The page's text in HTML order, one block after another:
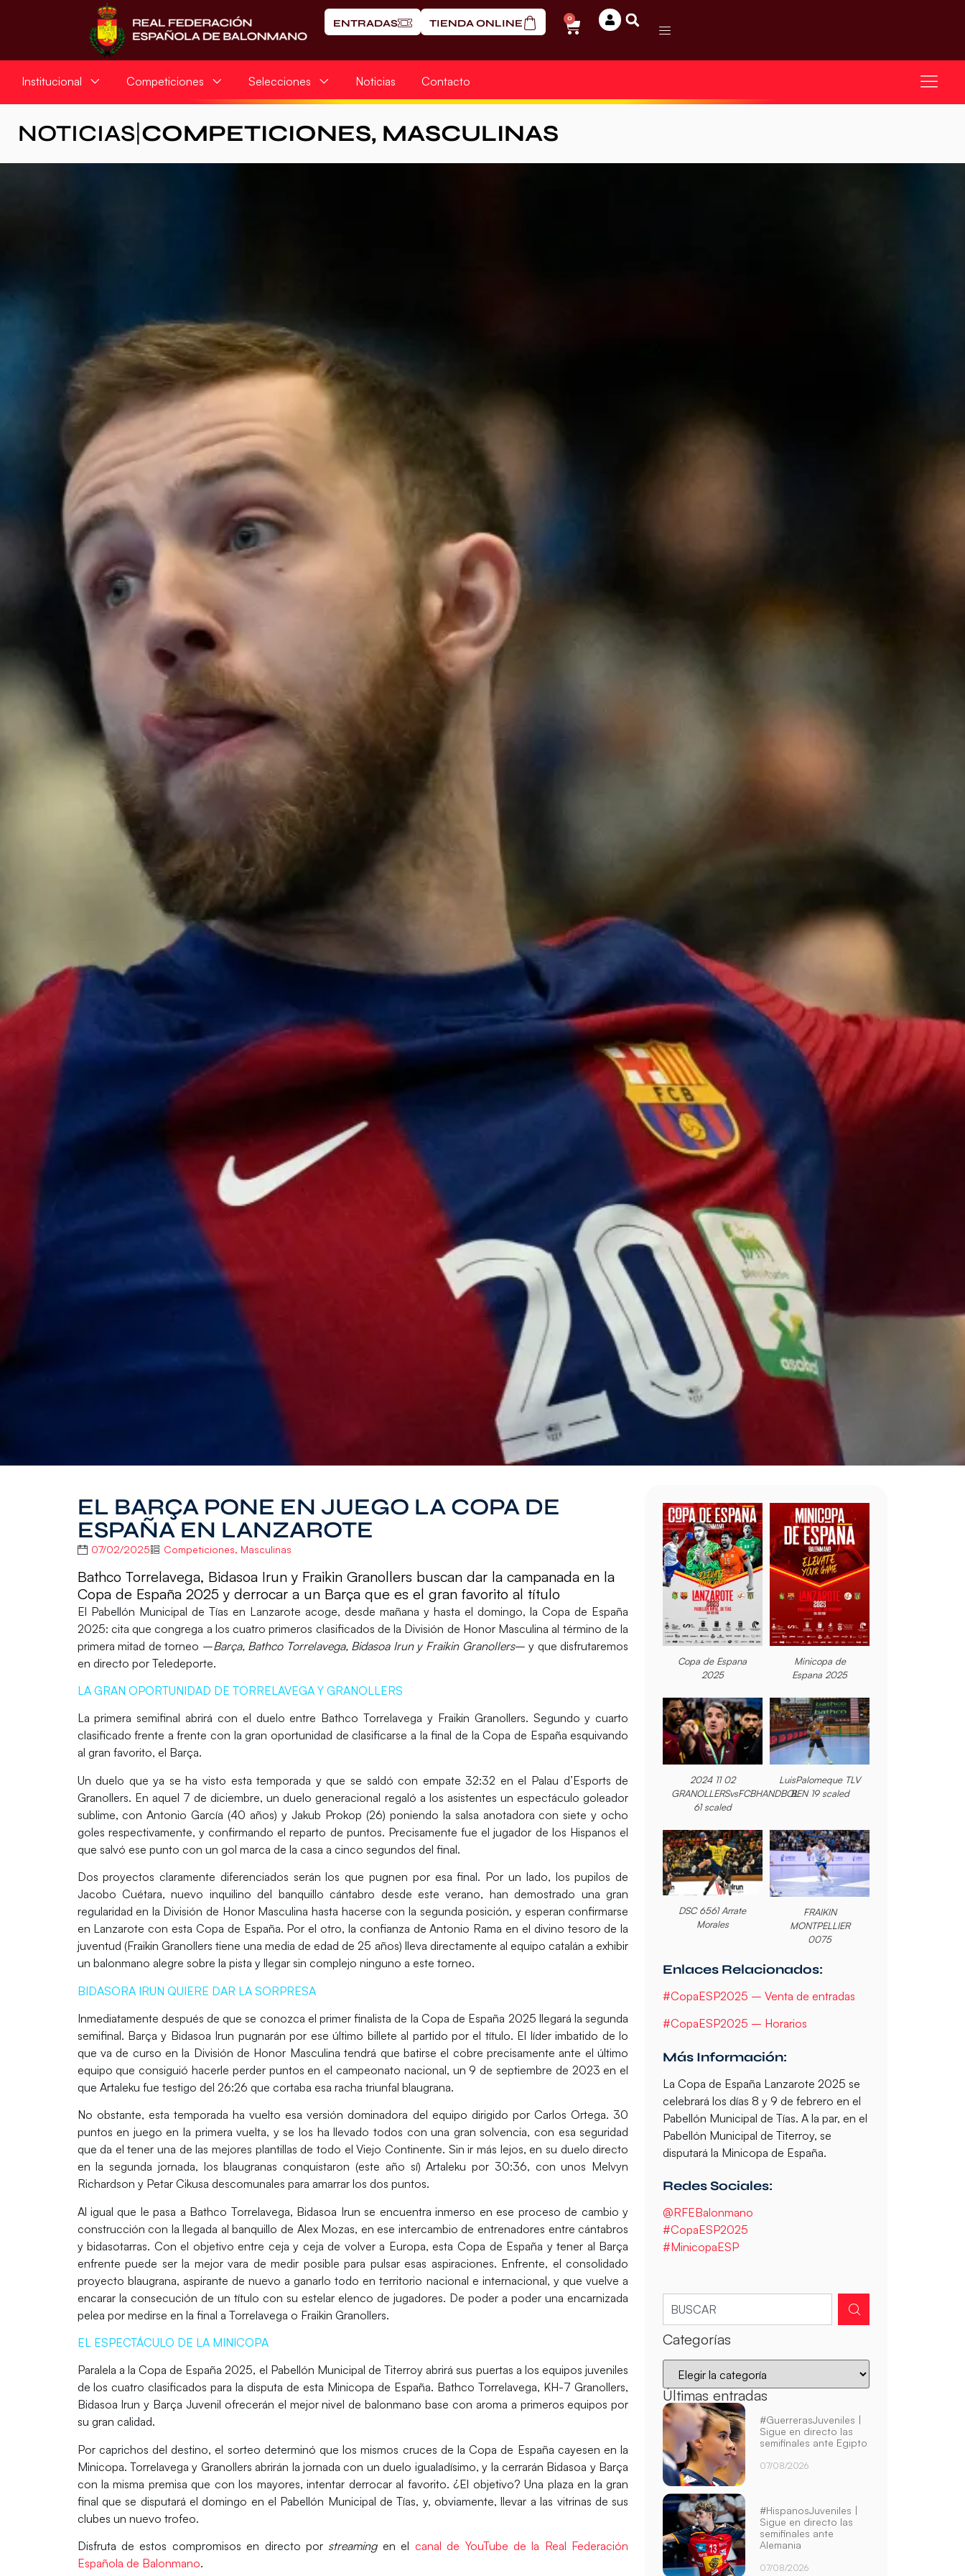
ENTRADAS TIENDA ONLINE 0
Institucional Competiciones Selecciones Noticias Contacto
NOTICIAS COMPETICIONES, MASCULINAS
EL BARÇA PONE EN JUEGO LA COPA DE
ESPAÑA EN LANZAROTE
07/02/2025 Competiciones, Masculinas
Bathco Torrelavega, Bidasoa Irun y Fraikin Granollers buscan dar la campanada en la
Copa de España 2025 y derrocar a un Barça que es el gran favorito al título
El Pabellón Municipal de Tías en Lanzarote acoge, desde mañana y hasta el domingo, laCopa de España
2025: cita que congrega a los cuatro primeros clasificados de la División de Honor Masculina al término de la
primera mitad de torneo –Barça, Bathco Torrelavega, Bidasoa Irun y Fraikin Granollers– y que disfrutaremos
en directo por Teledeporte.
LA GRAN OPORTUNIDAD DE TORRELAVEGA Y GRANOLLERS
La primera semifinal abrirá con el duelo entre Bathco Torrelavega y Fraikin Granollers. Segundo y cuarto
clasificado frente a frente con la gran oportunidad de clasificarse a la final de laCopa de España esquivando
al gran favorito, el Barça.
Un duelo que ya se ha visto esta temporada y que se saldó con empate 32:32 en el Palau d’Esports de
Granollers. En aquel 7 de diciembre, un duelo generacional regaló a los asistentes un espectáculo goleador
sublime, conAntonio García (40 años) yJakub Prokop (26) poniendo la salsa anotadora con siete y ocho
goles respectivamente, y confirmando el reparto de puntos. Precisamente fue el jugador de los Hispanos el
que salvó ese punto con un gol marca de la casa a cinco segundos del final.
Dos proyectos claramente diferenciados serán los que pugnen por esa final. Por un lado, los pupilos de
Jacobo Cuétara, nuevo inquilino del banquillo cántabro desde este verano, han demostrado una gran
regularidad en la División de Honor Masculina hasta hacerse con la segunda posición, y esperan confirmarse
en Lanzarote con esta Copa de España. Por el otro, la confianza deAntonio Rama en el divino tesoro de la
juventud (Fraikin Granollers tiene una media de edad de 25 años) lleva directamente al equipo catalán a exhibir
un balonmano alegre sobre la pista y llegar sin complejo ninguno a este torneo.
BIDASORA IRUN QUIERE DAR LA SORPRESA
Inmediatamente después de que se conozca el primer finalista de la Copa de España 2025 llegará la segunda
semifinal. Barça y Bidasoa Irun pugnarán por ese último billete al partido por el título. El líder imbatido de lo
que va de curso en la División de Honor Masculina tendrá que batirse el cobre precisamente ante el último
equipo que consiguió hacerle perder puntos en el campeonato nacional, un 9 de septiembre de 2023 en el
que Artaleku fue testigo del 26:26 que cortaba esa racha triunfal blaugrana.
No obstante, esta temporada ha vuelto esa versión dominadora del equipo dirigido por Carlos Ortega. 30
puntos en juego en la primera vuelta, y se los ha llevado todos con una gran solvencia, con esa seguridad
que da el tener una de las mejores plantillas de todo elViejo Continente. Sin ir más lejos, en su duelo directo
en la segunda jornada, los blaugranas conquistaron (este año sí) Artaleku por 30:36, con unos Melvyn
Richardson y Petar Cikusa descomunales para amarrar los dos puntos.
Al igual que le pasa a Bathco Torrelavega, Bidasoa Irun se encuentra inmerso en ese proceso de cambio y
construcción con la llegada al banquillo de Alex Mozas, en ese intercambio de entrenadores entre cántabros
y bidasotarras. Con el objetivo entre ceja y ceja de volver a Europa, esta Copa de España y tener al Barça
enfrente puede ser la mejor vara de medir posible para pulsar esas aspiraciones. Enfrente, el consolidado
proyecto blaugrana, aspirante de nuevo a ganarlo todo en territorio nacional e internacional, y que vuelve a
encarar la consecución de un título con su estelar elenco de jugadores. De poder a poder una encarnizada
pelea por medirse en la final a Torrelavega o Fraikin Granollers.
EL ESPECTÁCULO DE LA MINICOPA
Paralela a la Copa de España 2025, el Pabellón Municipal de Titerroy abrirá sus puertas a los equipos juveniles
de los cuatro clasificados para la disputa de esta Minicopa de España. Bathco Torrelavega, KH-7 Granollers,
Bidasoa Irun y Barça Juvenil ofrecerán el mejor nivel de balonmano base con aroma a primeros equipos por
su gran calidad.
Por caprichos del destino, el sorteo determinó que los mismos cruces de laCopa de España cayesen en la
Minicopa. Torrelavega y Granollers abrirán la jornada con un duelo igualadísimo, y la cerrarán Bidasoa y Barça
con la misma premisa que con los mayores, intentar derrocar al favorito. ¿El objetivo? Una plaza en la gran
final que se disputará el domingo en el Pabellón Municipal de Tías, y, obviamente, llevar a las vitrinas de sus
clubes un nuevo trofeo.
Disfruta de estos compromisos en directo por streamingen el canal de YouTube de la Real Federación
Española de Balonmano.
Copa de Espana
2025
Minicopa de
Espana 2025
2024 11 02
GRANOLLERSvsFCBHANDBOL
61 scaled
LuisPalomeque TLV
BEN 19 scaled
DSC 6561 Arrate
Morales
FRAIKIN
MONTPELLIER
0075
Enlaces Relacionados:
#CopaESP2025 – Venta de entradas
#CopaESP2025 – Horarios
Más Información:
La Copa de España Lanzarote 2025 se
celebrará los días 8 y 9 de febrero en el
Pabellón Municipal de Tías. A la par, en el
Pabellón Municipal de Titerroy, se
disputará la Minicopa de España.
Redes Sociales:
@RFEBalonmano
#CopaESP2025
#MinicopaESP
Categorías
Últimas entradas
#GuerrerasJuveniles |
Sigue en directo las
semifinales ante Egipto
07/08/2026
#HispanosJuveniles |
Sigue en directo las
semifinales ante
Alemania
07/08/2026